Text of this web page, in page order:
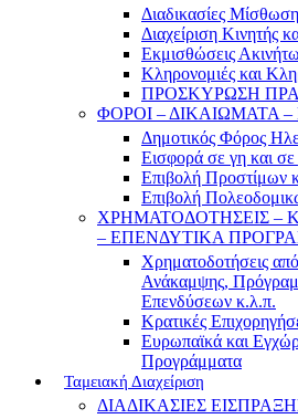
Διαδικασίες
Διαχείριση Κινητής
Εκμισθώσεις
Κληρονομιές και
ΠΡΟΣΚΥΡΩΣΗ
ΦΟΡΟΙ – ΔΙΚΑΙΩΜΑΤΑ –
Δημοτικός Φόρος
Εισφορά σε γη και
Επιβολή Προστίμων
Επιβολή
ΧΡΗΜΑΤΟΔΟΤΗΣΕΙΣ –
– ΕΠΕΝΔΥΤΙΚΑ
Χρηματοδοτήσεις
Ανάκαμψης,
Επενδύσεων κ.λ.π.
Κρατικές
Ευρωπαϊκά και
Προγράμματα
Ταμειακή Διαχείριση
ΔΙΑΔΙΚΑΣΙΕΣ